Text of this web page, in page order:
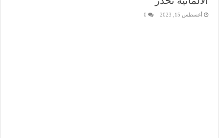
أغسطس 15, 2023 0